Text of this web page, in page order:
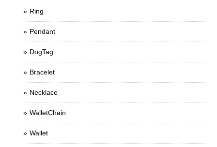
Ring
Pendant
DogTag
Bracelet
Necklace
WalletChain
Wallet